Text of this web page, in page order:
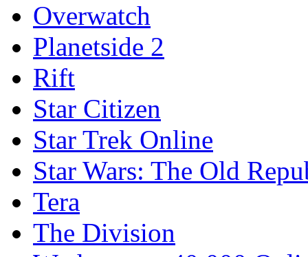
Overwatch
Planetside 2
Rift
Star Citizen
Star Trek Online
Star Wars: The Old
Tera
The Division